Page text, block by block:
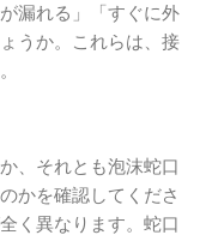
漏れる」「すぐに外
うか。これらは、接
、それとも泡沫蛇口
かを確認してくださ
く異なります。蛇口